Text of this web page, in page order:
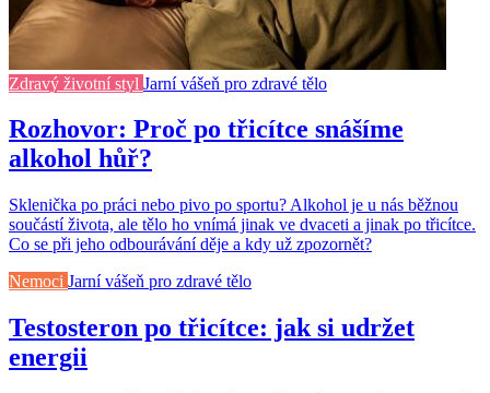
Zdravý životní styl Jarní vášeň pro zdravé tělo
Rozhovor: Proč po třicítce snášíme
alkohol hůř?
Sklenička po práci nebo pivo po sportu? Alkohol je u nás běžnou
součástí života, ale tělo ho vnímá jinak ve dvaceti a jinak po třicítce.
Co se při jeho odbourávání děje a kdy už zpozornět?
Nemoci Jarní vášeň pro zdravé tělo
Testosteron po třicítce: jak si udržet
energii